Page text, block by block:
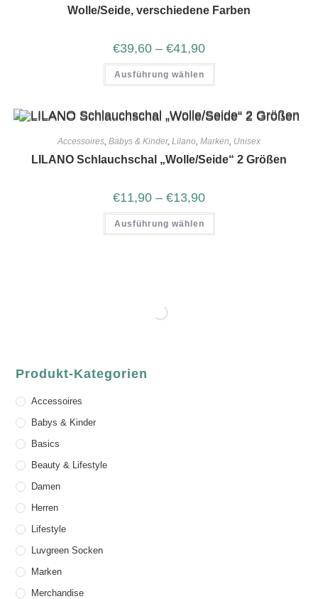
Wolle/Seide, verschiedene Farben
€39,60 – €41,90
Ausführung wählen
Accessoires Babys & Kinder, Lilano Marken Unisex
LILANO Schlauchschal „Wolle/Seide“ 2 Größen
€11,90 – €13,90
Ausführung wählen
Produkt-Kategorien
Accessoires
Babys & Kinder
Basics
Beauty & Lifestyle
Damen
Herren
Lifestyle
Luvgreen Socken
Marken
Merchandise